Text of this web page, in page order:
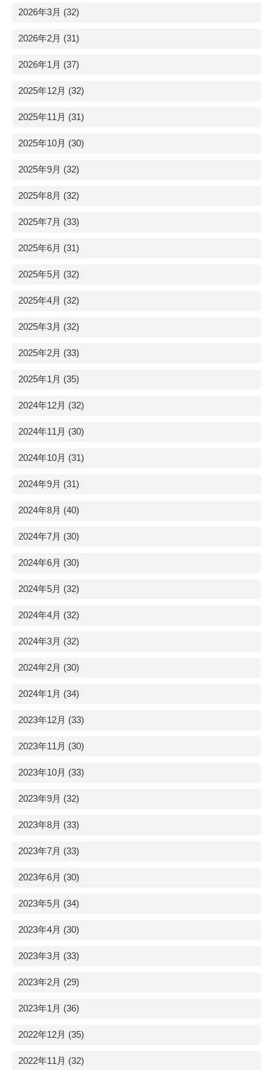
2026年3月 (32)
2026年2月 (31)
2026年1月 (37)
2025年12月 (32)
2025年11月 (31)
2025年10月 (30)
2025年9月 (32)
2025年8月 (32)
2025年7月 (33)
2025年6月 (31)
2025年5月 (32)
2025年4月 (32)
2025年3月 (32)
2025年2月 (33)
2025年1月 (35)
2024年12月 (32)
2024年11月 (30)
2024年10月 (31)
2024年9月 (31)
2024年8月 (40)
2024年7月 (30)
2024年6月 (30)
2024年5月 (32)
2024年4月 (32)
2024年3月 (32)
2024年2月 (30)
2024年1月 (34)
2023年12月 (33)
2023年11月 (30)
2023年10月 (33)
2023年9月 (32)
2023年8月 (33)
2023年7月 (33)
2023年6月 (30)
2023年5月 (34)
2023年4月 (30)
2023年3月 (33)
2023年2月 (29)
2023年1月 (36)
2022年12月 (35)
2022年11月 (32)